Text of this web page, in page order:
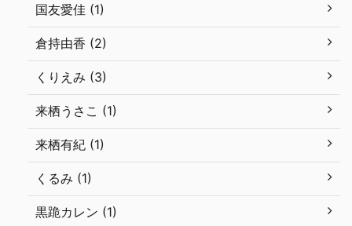
国友愛佳 (1)
倉持由香 (2)
くりえみ (3)
来栖うさこ (1)
来栖有紀 (1)
くるみ (1)
黒跪カレン (1)